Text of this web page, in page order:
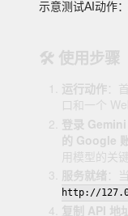
示意测试AI动作：
🛠️ 使用步骤
运行动作：
口和一个
登录 Gemini
的 Google
用模型的关键
服务就绪：
http://
复制 API 地